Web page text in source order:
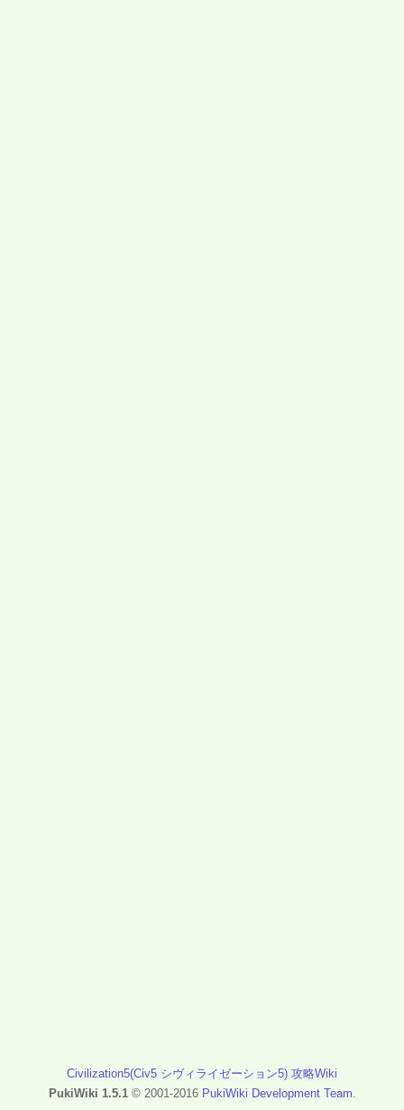
Civilization5(Civ5 シヴィライゼーション5) 攻略Wiki
PukiWiki 1.5.1© 2001-2016 PukiWiki Development Team.